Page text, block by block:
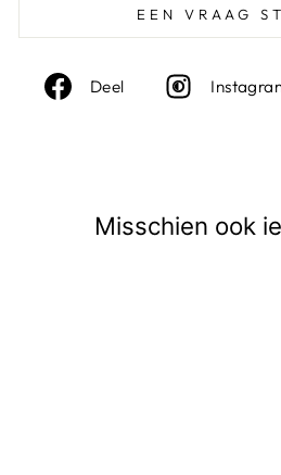
EEN VRAAG
Deel
Deel
Misschien ook